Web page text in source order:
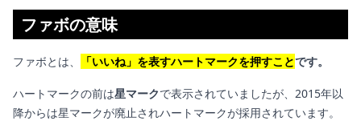
ファボの意味
ファボとは、 「いいね」を表すハートマークを押すことです。
ハートマークの前は星マークで表示されていましたが、2015年以
降からは星マークが廃止されハートマークが採用されています。